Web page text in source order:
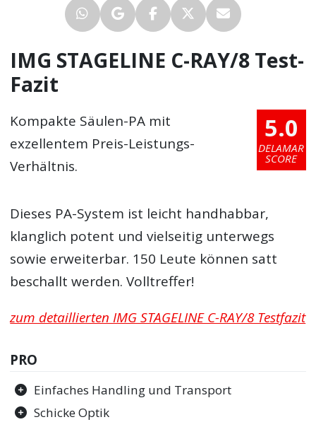
IMG STAGELINE C-RAY/8 Test-
Fazit
5.0
DELAMAR
SCORE
Kompakte Säulen-PA mit
exzellentem Preis-Leistungs-
Verhältnis.
Dieses PA-System ist leicht handhabbar,
klanglich potent und vielseitig unterwegs
sowie erweiterbar. 150 Leute können satt
beschallt werden. Volltreffer!
zum detaillierten IMG STAGELINE C-RAY/8 Testfazit
PRO
Einfaches Handling und Transport
Schicke Optik